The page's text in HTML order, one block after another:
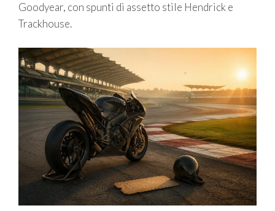
Goodyear, con spunti di assetto stile Hendrick e
Trackhouse.